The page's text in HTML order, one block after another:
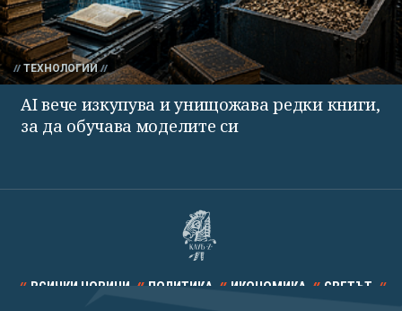
ТЕХНОЛОГИИ
AI вече изкупува и унищожава редки книги,
за да обучава моделите си
ВСИЧКИ НОВИНИ ПОЛИТИКА ИКОНОМИКА СВЕТЪТ